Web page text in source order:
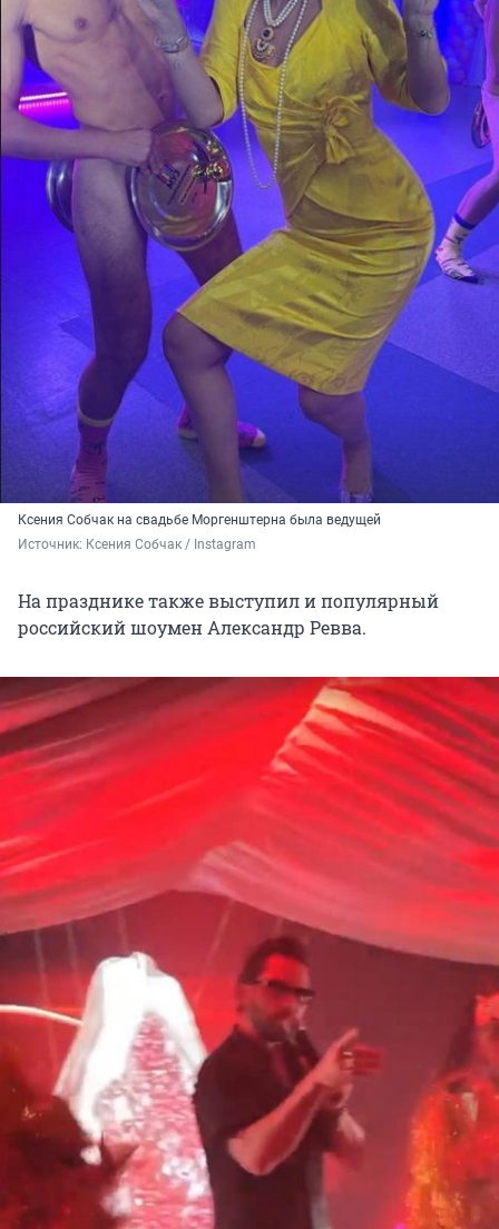
Ксения Собчак на свадьбе Моргенштерна была ведущей
Источник: Ксения Собчак / Instagram
На празднике также выступил и популярный
российский шоумен Александр Ревва.